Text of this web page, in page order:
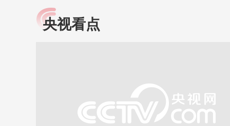
小央视频
知识！
央视看点